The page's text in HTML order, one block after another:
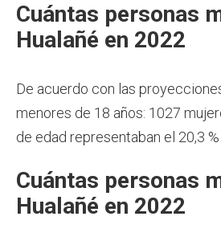
Cuántas personas
Hualañé en 2022
De acuerdo con las
menores de 18 años: 1027
de edad representaban el 20,3
Cuántas personas
Hualañé en 2022